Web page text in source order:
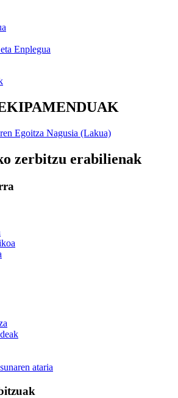
Enplegua
Egoitza Nagusia (Lakua)
zerbitzu erabilienak
ataria